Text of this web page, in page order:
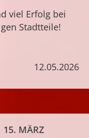
viel Erfolg bei
Stadtteile!
12.05.2026
MÄRZ